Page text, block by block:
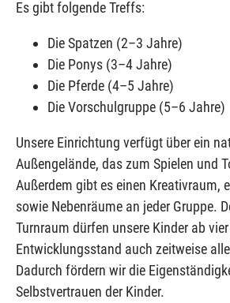
Es gibt folgende Treffs:
Die Spatzen (2–3 Jahre)
Die Ponys (3–4 Jahre)
Die Pferde (4–5 Jahre)
Die Vorschulgruppe (5–6 Jahre)
Unsere Einrichtung verfügt über ein
Außengelände, das zum Spielen und
Außerdem gibt es einen Kreativraum,
sowie Nebenräume an jeder Gruppe.
Turnraum dürfen unsere Kinder ab
Entwicklungsstand auch zeitweise
Dadurch fördern wir die
Selbstvertrauen der Kinder.